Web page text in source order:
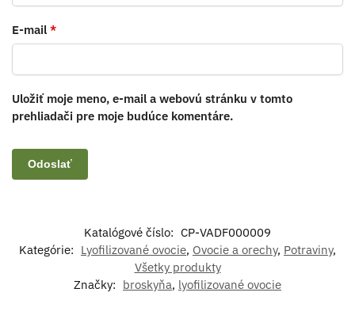
E-mail *
Uložiť moje meno, e-mail a webovú stránku v tomto
prehliadači pre moje budúce komentáre.
Katalógové číslo: CP-VADF000009
Kategórie: Lyofilizované ovocie, Ovocie a orechy, Potraviny,
Všetky produkty
Značky: broskyňa, lyofilizované ovocie